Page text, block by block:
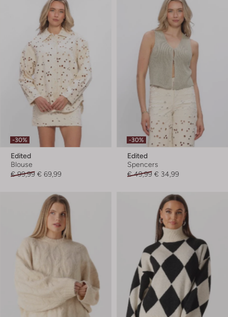
-30%
Edited
Blouse
€ 99,99 € 69,99
-30%
Edited
Spencers
€ 49,99 € 34,99